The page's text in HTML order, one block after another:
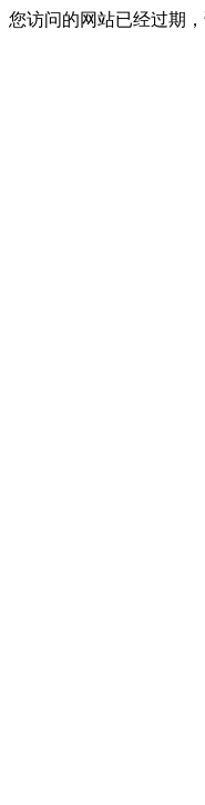
您访问的网站已经过期